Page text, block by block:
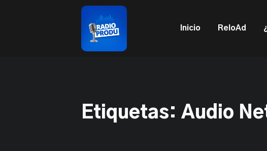
Inicio ReloAd
This is a placeholder for your sticky navigation bar. It should not
Etiquetas: Audio